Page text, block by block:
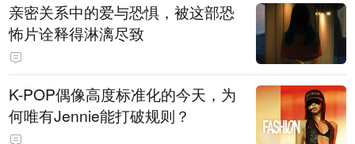
亲密关系中的爱与恐惧，被这部恐
怖片诠释得淋漓尽致
K-POP偶像高度标准化的今天，为
何唯有Jennie能打破规则？